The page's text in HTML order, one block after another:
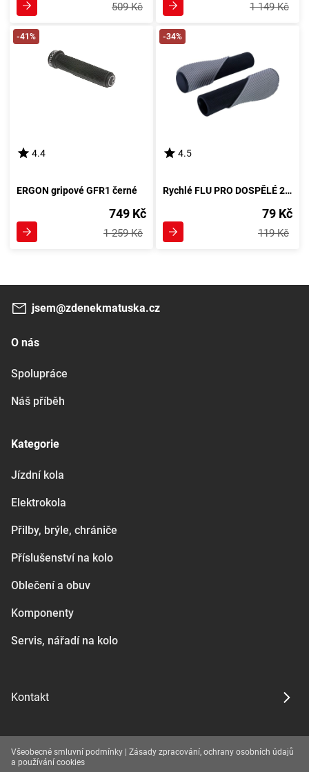
509 Kč 1 149 Kč
-41%
4.4
ERGON gripové GFR1 černé
749 Kč
1 259 Kč
-34%
4.5
Rychlé FLU PRO DOSPĚLÉ 22,2 x 96 mm Gripy, černá
79 Kč
119 Kč
jsem@zdenekmatuska.cz
O nás
Spolupráce
Náš příběh
Kategorie
Jízdní kola
Elektrokola
Přilby, brýle, chrániče
Příslušenství na kolo
Oblečení a obuv
Komponenty
Servis, nářadí na kolo
Kontakt
Všeobecné smluvní podmínky
Zásady zpracování, ochrany osobních údajů
a používání cookies